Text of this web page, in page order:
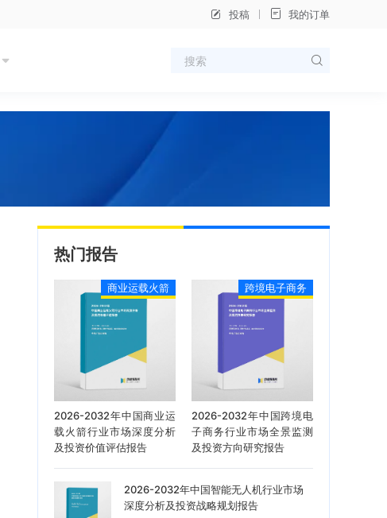
投稿 我的订单
热门报告
商业运载火箭
2026-2032年中国商业运
载火箭行业市场深度分析
及投资价值评估报告
跨境电子商务
2026-2032年中国跨境电
子商务行业市场全景监测
及投资方向研究报告
2026-2032年中国智能无人机行业市场
深度分析及投资战略规划报告